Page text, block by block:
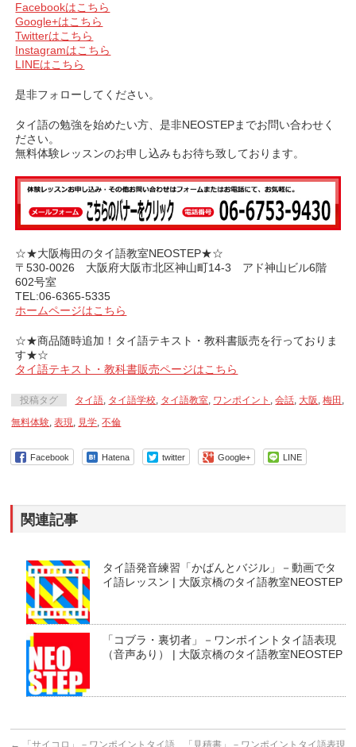
ー
Facebookはこちら
Google+はこちら
Twitterはこちら
Instagramはこちら
LINEはこちら
是非フォローしてください。
タイ語の勉強を始めたい方、是非NEOSTEPまでお問い合わせく
ださい。
無料体験レッスンのお申し込みもお待ち致しております。
☆★大阪梅田のタイ語教室NEOSTEP★☆
〒530-0026 大阪府大阪市北区神山町14-3 アド神山ビル6階
602号室
TEL:06-6365-5335
ホームページはこちら
☆★商品随時追加！タイ語テキスト・教科書販売を行っておりま
す★☆
タイ語テキスト・教科書販売ページはこちら
投稿タグ タイ語, タイ語学校, タイ語教室, ワンポイント ,会話, 大阪 ,梅田 ,
無料体験,表現, 見学,不倫
Facebook Hatena twitter Google+ LINE
関連記事
タイ語発音練習「かばんとバジル」－動画でタ
イ語レッスン | 大阪京橋のタイ語教室NEOSTEP
「コブラ・裏切者」－ワンポイントタイ語表現
（音声あり） | 大阪京橋のタイ語教室NEOSTEP